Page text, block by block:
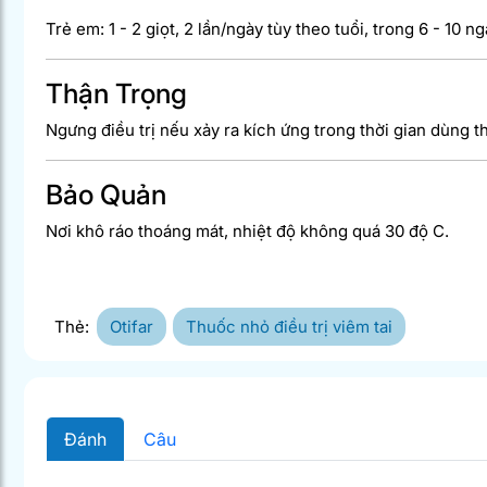
Trẻ em: 1 - 2 giọt, 2 lần/ngày tùy theo tuổi, trong 6 - 10
Thận Trọng
Ngưng điều trị nếu xảy ra kích ứng trong thời gian dùng
Bảo Quản
Nơi khô ráo thoáng mát, nhiệt độ không quá 30 độ C.
Thẻ: Otifar Thuốc nhỏ điều trị viêm tai
Đánh Câu